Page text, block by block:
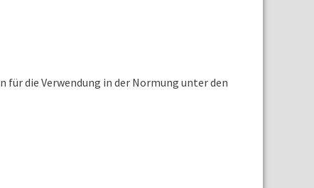
die Verwendung in der Normung unter den